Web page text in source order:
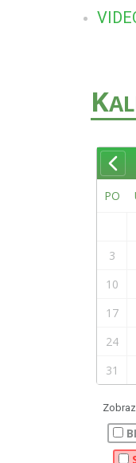
K
PO
3
10
17
24
31